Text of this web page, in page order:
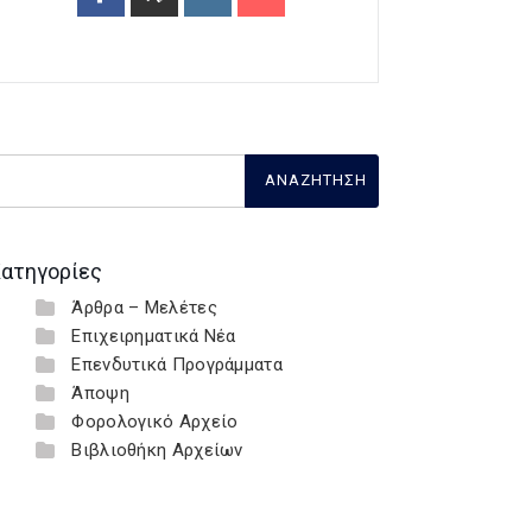
Άρθρα – Μελέτες
Επιχειρηματικά Νέα
Επενδυτικά Προγράμματα
Άποψη
Φορολογικό Αρχείο
Βιβλιοθήκη Αρχείων